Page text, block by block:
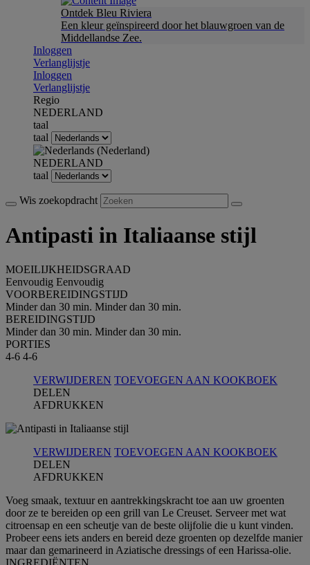
Ontdek Bleu Riviera
Een kleur geïnspireerd door het blauwgroen van de
Middellandse Zee.
Inloggen
Verlanglijstje
Inloggen
Verlanglijstje
Regio
NEDERLAND
taal
taal
NEDERLAND
taal
Wis zoekopdracht
Antipasti in Italiaanse stijl
MOEILIJKHEIDSGRAAD
Eenvoudig Eenvoudig
VOORBEREIDINGSTIJD
Minder dan 30 min. Minder dan 30 min.
BEREIDINGSTIJD
Minder dan 30 min. Minder dan 30 min.
PORTIES
4-6 4-6
VERWIJDEREN TOEVOEGEN AAN KOOKBOEK
DELEN
AFDRUKKEN
VERWIJDEREN TOEVOEGEN AAN KOOKBOEK
DELEN
AFDRUKKEN
Voeg smaak, textuur en aantrekkingskracht toe aan uw groenten
door ze te bereiden op een grill van Le Creuset. Serveer met wat
citroensap en een scheutje van de beste olijfolie die u kunt vinden.
Probeer eens iets anders en bereid deze groenten op dezelfde manier
maar dan gemarineerd in Aziatische dressings of een Harissa-olie.
INGREDIЁNTEN